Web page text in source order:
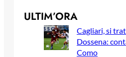
ULTIM’ORA
Cagliari, si
Dossena:
Como